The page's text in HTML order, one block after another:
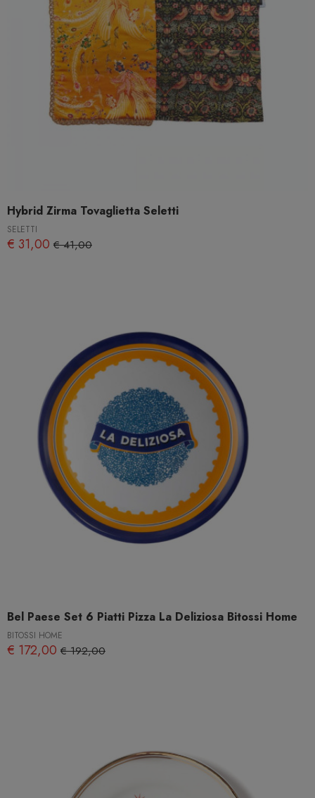
Hybrid Zirma Tovaglietta Seletti
SELETTI
€ 31,00 € 41,00
Bel Paese Set 6 Piatti Pizza La Deliziosa Bitossi Home
BITOSSI HOME
€ 172,00 € 192,00